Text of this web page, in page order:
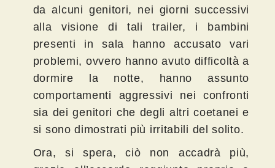
da alcuni genitori, nei giorni successivi
alla visione di tali trailer, i bambini
presenti in sala hanno accusato vari
problemi, ovvero hanno avuto difficoltà a
dormire la notte, hanno assunto
comportamenti aggressivi nei confronti
sia dei genitori che degli altri coetanei e
si sono dimostrati più irritabili del solito.
Ora, si spera, ciò non accadrà più,